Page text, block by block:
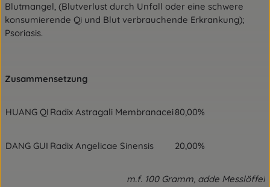
Blutmangel, (Blutverlust durch Unfall oder eine schwere
konsumierende Qi und Blut verbrauchende Erkrankung);
Psoriasis.
Zusammensetzung
HUANG QI Radix Astragali Membranacei80,00%
DANG GUI Radix Angelicae Sinensis 20,00%
m.f. 100 Gramm, adde Messlöffel